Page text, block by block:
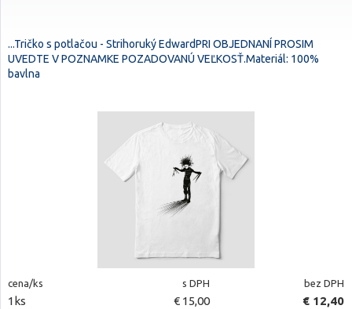
...Tričko s potlačou - Strihoruký EdwardPRI OBJEDNANÍ PROSIM
UVEDTE V POZNAMKE POZADOVANÚ VEĽKOSŤ.Materiál: 100%
bavlna
cena/ks s DPH bez DPH
1ks € 15,00
€ 12,40